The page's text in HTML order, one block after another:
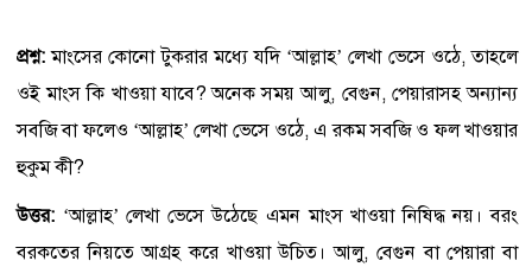
প্রশ্ন:মাংসের কোনো টুকরার মধ্যে যদি ‘আল্লাহ’ লেখা ভেসে ওঠে, তাহলে
ওই মাংস কি খাওয়া যাবে? অনেক সময় আলু, বেগুন, পেয়ারাসহ অন্যান্য
সবজি বা ফলেও ‘আল্লাহ’ লেখা ভেসে ওঠে, এ রকম সবজি ও ফল খাওয়ার
হুকুম কী?
উত্তর: ‘আল্লাহ’ লেখা ভেসে উঠেছে এমন মাংস খাওয়া নিষিদ্ধ নয়। বরং
বরকতের নিয়তে আগ্রহ করে খাওয়া উচিত। আলু, বেগুন বা পেয়ারা বা